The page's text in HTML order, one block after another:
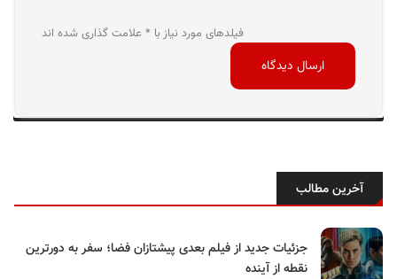
فیلدهای مورد نیاز با * علامت گذاری شده اند
آخرین مطالب
جزئیات جدید از فیلم بعدی پیشتازان فضا؛ سفر به دورترین
نقطه از آینده